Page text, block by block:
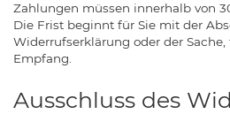
Zahlungen müssen innerhalb von
Die Frist beginnt für Sie mit der
Widerrufserklärung oder der
Empfang.
Ausschluss des